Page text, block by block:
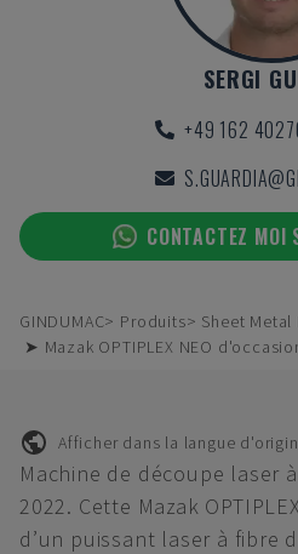
SERGI
+49 162
CONTACTEZ MOI
GINDUMAC Produits
Sheet Metal
➤ Mazak OPTIPLEX NEO
Afficher dans la langue
Machine de découpe laser
2022. Cette Mazak
d’un puissant laser à fibre